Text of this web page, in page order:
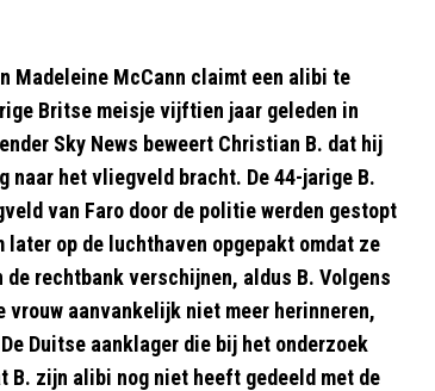
Madeleine McCann claimt een alibi te
Britse meisje vijftien jaar geleden in
Sky News beweert Christian B. dat hij
naar het vliegveld bracht. De 44-jarige B.
van Faro door de politie werden gestopt
op de luchthaven opgepakt omdat ze
rechtbank verschijnen, aldus B. Volgens
vrouw aanvankelijk niet meer herinneren,
Duitse aanklager die bij het onderzoek
B. zijn alibi nog niet heeft gedeeld met de